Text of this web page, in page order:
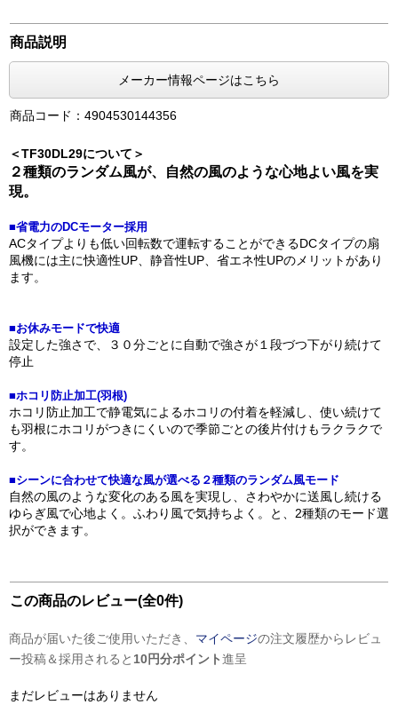
商品説明
メーカー情報ページはこちら
商品コード：4904530144356
＜TF30DL29について＞
２種類のランダム風が、自然の風のような心地よい風を実
現。
■省電力のDCモーター採用
ACタイプよりも低い回転数で運転することができるDCタイプの扇
風機には主に快適性UP、静音性UP、省エネ性UPのメリットがあり
ます。
■お休みモードで快適
設定した強さで、３０分ごとに自動で強さが１段づつ下がり続けて
停止
■ホコリ防止加工(羽根)
ホコリ防止加工で静電気によるホコリの付着を軽減し、使い続けて
も羽根にホコリがつきにくいので季節ごとの後片付けもラクラクで
す。
■シーンに合わせて快適な風が選べる２種類のランダム風モード
自然の風のような変化のある風を実現し、さわやかに送風し続ける
ゆらぎ風で心地よく。ふわり風で気持ちよく。と、2種類のモード選
択ができます。
この商品のレビュー(全0件)
商品が届いた後ご使用いただき、 マイページの注文履歴からレビュ
ー投稿＆採用されると 10円分ポイント進呈
まだレビューはありません